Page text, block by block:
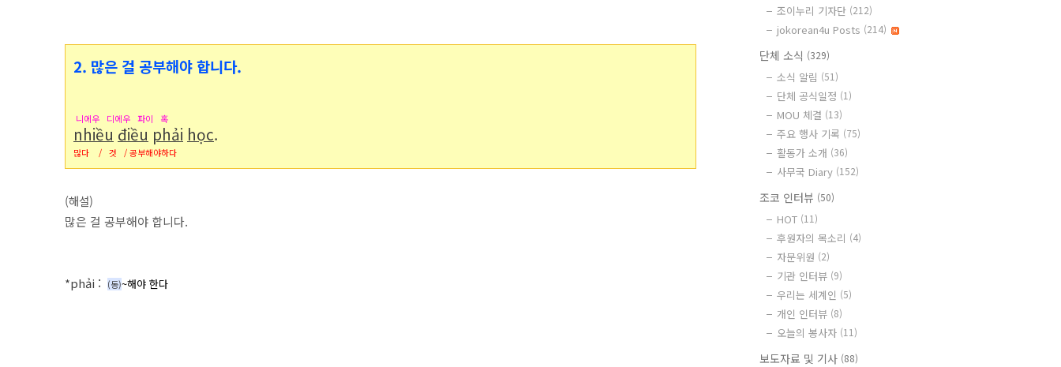
2. 많은 걸 공부해야 합니다.
니에우 디에우 파이 혹
nhiều điều phải học.
많다 / 것 / 공부해야하다
(해설)
많은 걸 공부해야 합니다.
*phải : (동)~해야 한다
조이누리 기자단 (212)
jokorean4u Posts (214)
단체 소식 (329)
소식 알림 (51)
단체 공식일정 (1)
MOU 체결 (13)
주요 행사 기록 (75)
활동가 소개 (36)
사무국 Diary (152)
조코 인터뷰 (50)
HOT (11)
후원자의 목소리 (4)
자문위원 (2)
기관 인터뷰 (9)
우리는 세계인 (5)
개인 인터뷰 (8)
오늘의 봉사자 (11)
보도자료 및 기사 (88)